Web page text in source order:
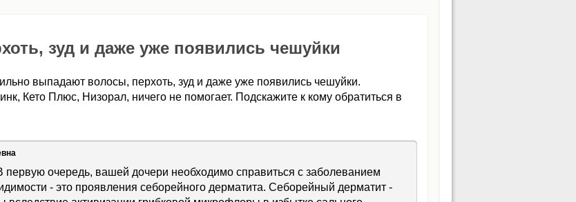
зуд и даже уже появились чешуйки
выпадают волосы, перхоть, зуд и даже уже появились чешуйки.
Кето Плюс, Низорал, ничего не помогает. Подскажите к кому обратиться в
первую очередь, вашей дочери необходимо справиться с заболеванием
- это проявления себорейного дерматита. Себорейный дерматит -